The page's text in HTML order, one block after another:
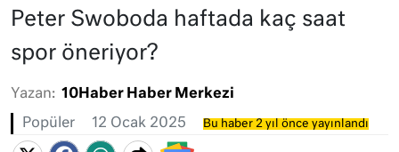
Peter Swoboda haftada kaç saat
spor öneriyor?
Yazan: 10Haber Haber Merkezi
Popüler 12 Ocak 2025 Bu haber 2 yıl önce yayınlandı